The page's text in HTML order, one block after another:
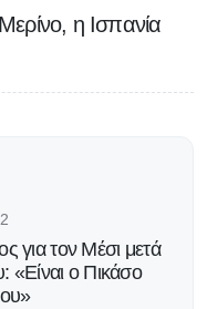
η Ισπανία
για τον Μέσι μετά
«Είναι ο Πικάσο